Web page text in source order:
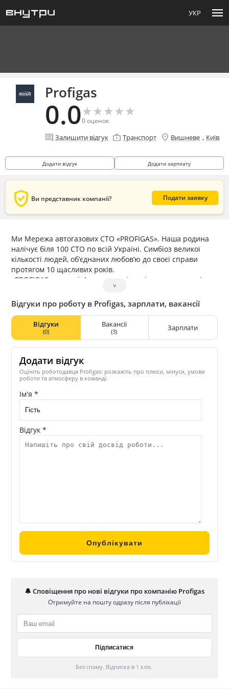
УКР menu
Profigas
0.0★
★★
★★
★★
★★
★
0оценок
comment Залишити відгук enterprise Транспорт location_on Вишневе , Київ
Додати відгук Додати зарплату
verified_user Ви представник компанії? Подати заявку
Ми Мережа автогазових СТО «PROFIGAS». Наша родина
налічує біля 100 СТО по всій Україні. Симбіоз великої
кількості людей, об’єднаних любов’ю до своєї справи
протягом 10 щасливих років.
«PROFIGAS» — це сім’я однодумців, орієнтована на якісну
та своєчасну допомогу клієнту, в нашій сфері діяльності.
Ми не просто переобладнуємо автомобілі клієнтів, а
надаємо супровід на весь час експлуатації
чотирьохколісного друга, після вживлення другого
серця.Вам не почулося, друге серце! Саме так ми бачимо
свою роботу, саме таке наше ставлення до своєї справи.
˅
Відгуки про роботу в Profigas, зарплати, вакансії
Відгуки
(0)
Вакансії
(3) Зарплати
Додати відгук
Оцініть роботодавця Profigas: розкажіть про плюси, мінуси, умови
роботи та атмосферу в команді.
Ім'я *
Відгук *
🔔 Сповіщення про нові відгуки про компанію Profigas
Отримуйте на пошту одразу після публікації
Без спаму. Відписка в 1 клік.